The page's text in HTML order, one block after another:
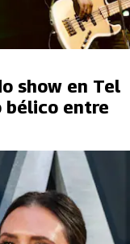
show en Tel
bélico entre